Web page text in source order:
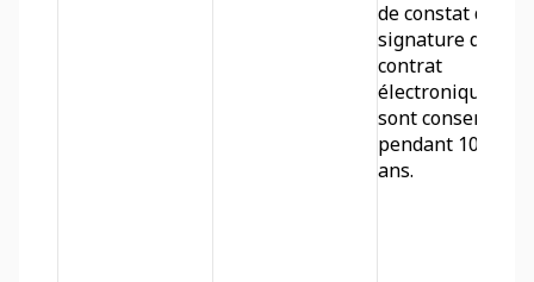
de constat de la
signature du
contrat
électronique)
sont conservés
pendant 10
ans.